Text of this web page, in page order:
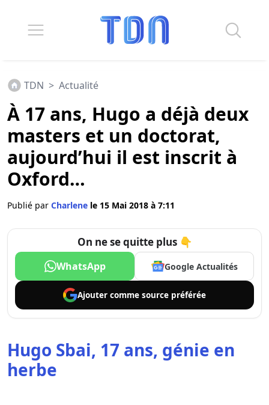
TDN > Actualité
À 17 ans, Hugo a déjà deux
masters et un doctorat,
aujourd’hui il est inscrit à
Oxford…
Publié par Charlene le 15 Mai 2018 à 7:11
On ne se quitte plus 👇
WhatsApp Google Actualités
Ajouter comme source préférée
Hugo Sbai, 17 ans, génie en
herbe